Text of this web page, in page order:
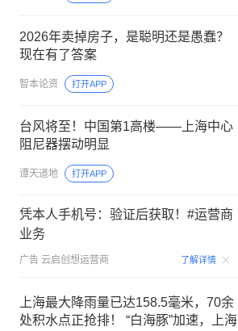
2026年卖掉房子，是聪明还是愚蠢？
现在有了答案
智本论资 打开APP
台风将至！中国第1高楼——上海中心
阻尼器摆动明显
谭天道地 打开APP
凭本人手机号：验证后获取！#运营商
业务
广告 云启创想运营商 了解详情
上海最大降雨量已达158.5毫米，70余
处积水点正抢排！ “白海豚”加速，上海